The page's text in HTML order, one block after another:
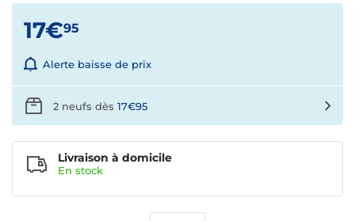
17€95
Alerte baisse de prix
Livraison à domicile
En stock
2 neufs dès 17€95